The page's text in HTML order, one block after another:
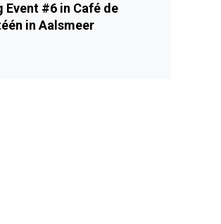
Event #6 in Café de
in Aalsmeer